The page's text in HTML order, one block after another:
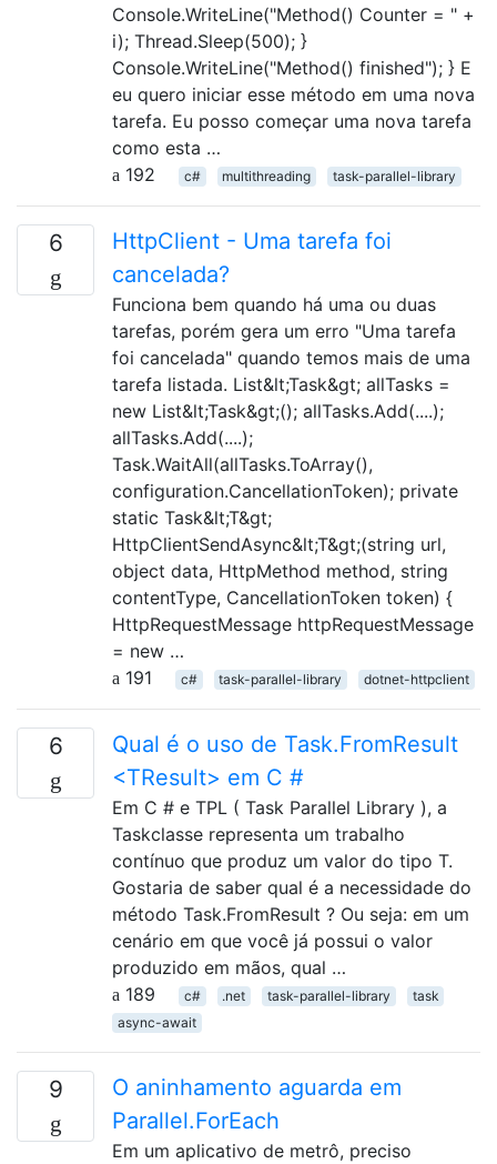
Console.WriteLine("Method() Counter = " +
i); Thread.Sleep(500); }
Console.WriteLine("Method() finished"); } E
eu quero iniciar esse método em uma nova
tarefa. Eu posso começar uma nova tarefa
como esta …
192
c# multithreading task-parallel-library
6
HttpClient - Uma tarefa foi
cancelada?
Funciona bem quando há uma ou duas
tarefas, porém gera um erro "Uma tarefa
foi cancelada" quando temos mais de uma
tarefa listada. List&lt;Task&gt; allTasks =
new List&lt;Task&gt;(); allTasks.Add(....);
allTasks.Add(....);
Task.WaitAll(allTasks.ToArray(),
configuration.CancellationToken); private
static Task&lt;T&gt;
HttpClientSendAsync&lt;T&gt;(string url,
object data, HttpMethod method, string
contentType, CancellationToken token) {
HttpRequestMessage httpRequestMessage
= new …
191
c# task-parallel-library dotnet-httpclient
6
Qual é o uso de Task.FromResult
<TResult> em C #
Em C # e TPL ( Task Parallel Library ), a
Taskclasse representa um trabalho
contínuo que produz um valor do tipo T.
Gostaria de saber qual é a necessidade do
método Task.FromResult ? Ou seja: em um
cenário em que você já possui o valor
produzido em mãos, qual …
189
c# .net task-parallel-library
task
async-await
9
O aninhamento aguarda em
Parallel.ForEach
Em um aplicativo de metrô, preciso